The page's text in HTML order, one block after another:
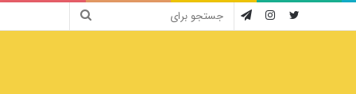
تلگرام
اینستاگرام توییتر